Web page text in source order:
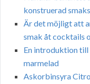
konstruerad
Är det möjligt att
smak åt cocktails
En introduktion till
marmelad
Askorbinsyra